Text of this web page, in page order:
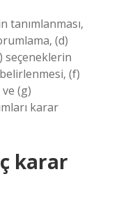
tanımlanması,
(d)
seçeneklerin
(f)
(g)
karar
karar